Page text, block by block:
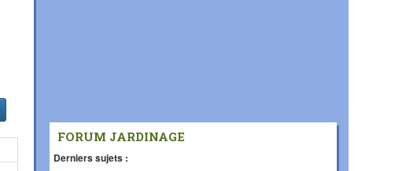
FORUM JARDINAGE
Derniers sujets :